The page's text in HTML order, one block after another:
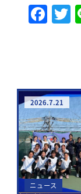
2026.7.21
ニュース